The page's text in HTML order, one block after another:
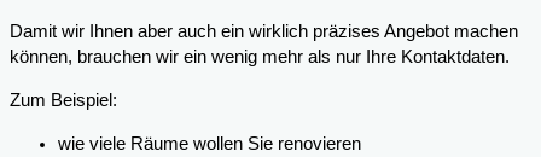
Damit wir Ihnen aber auch ein wirklich präzises Angebot machen
können, brauchen wir ein wenig mehr als nur Ihre Kontaktdaten.
Zum Beispiel:
wie viele Räume wollen Sie renovieren